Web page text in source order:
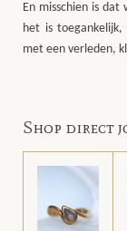
En misschien is
het is
met een verleden,
Shop direct